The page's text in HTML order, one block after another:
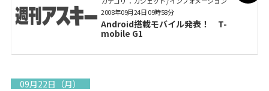
Android搭載モバイル発表！ T-
mobile G1
2008年09月24日 09時58分
09月22日（月）